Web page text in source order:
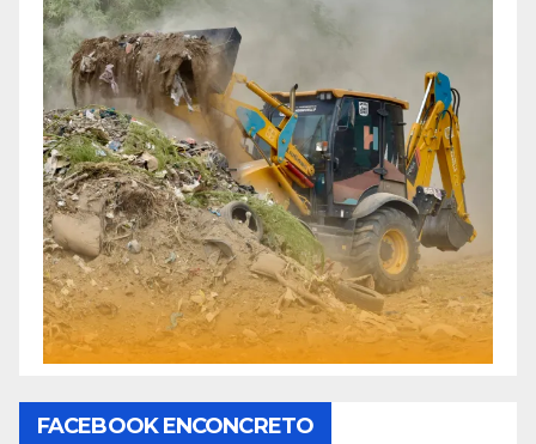
FACEBOOK ENCONCRETO